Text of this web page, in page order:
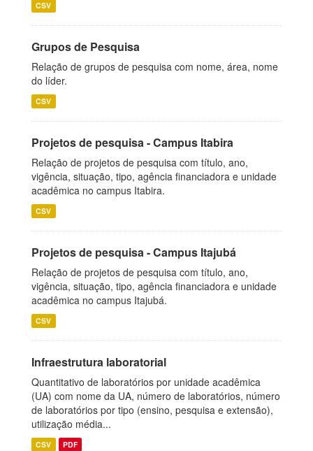
CSV
Grupos de Pesquisa
Relação de grupos de pesquisa com nome, área, nome
do líder.
CSV
Projetos de pesquisa - Campus Itabira
Relação de projetos de pesquisa com título, ano,
vigência, situação, tipo, agência financiadora e unidade
acadêmica no campus Itabira.
CSV
Projetos de pesquisa - Campus Itajubá
Relação de projetos de pesquisa com título, ano,
vigência, situação, tipo, agência financiadora e unidade
acadêmica no campus Itajubá.
CSV
Infraestrutura laboratorial
Quantitativo de laboratórios por unidade acadêmica
(UA) com nome da UA, número de laboratórios, número
de laboratórios por tipo (ensino, pesquisa e extensão),
utilização média...
CSV PDF